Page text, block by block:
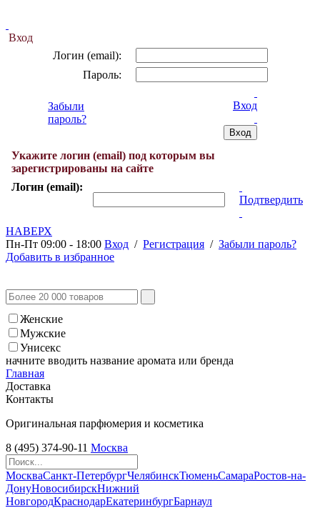
Вход
Логин (email):
Пароль:
Забыли
пароль?
Вход
Укажите логин (email) под которым вы
зарегистрированы на сайте
Логин (email):
Подтвердить
НАВЕРХ
Пн-Пт 09:00 - 18:00 Вход / Регистрация / Забыли пароль?
Добавить в избранное
Женские
Мужские
Унисекс
начните вводить название аромата или бренда
Главная
Доставка
Контакты
Оригинальная парфюмерия и косметика
8 (495) 374-90-11 Москва
МоскваСанкт-ПетербургЧелябинскТюменьСамараРостов-на-
ДонуНовосибирскНижний
НовгородКраснодарЕкатеринбургБарнаул